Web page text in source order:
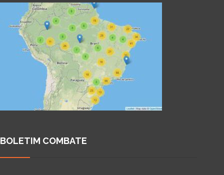
BOLETIM COMBATE